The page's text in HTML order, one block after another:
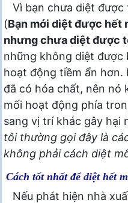
Vì bạn chưa diệt
(Bạn mới diệt được hết
nhưng chưa diệt được
những không diệt được
hoạt động tiềm ẩn hơn.
đã có hóa chất, nên nó
mối hoạt động phía
sang vị trí khác gây hại
tôi thường gọi đây là
không phải cách diệt
Cách tốt nhất để diệt hết
Nếu phát hiện nhà